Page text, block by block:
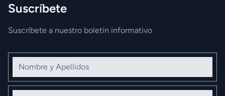
Suscríbete
Suscríbete a nuestro boletín informativo
Nombre y Apellidos
Correo electrónico